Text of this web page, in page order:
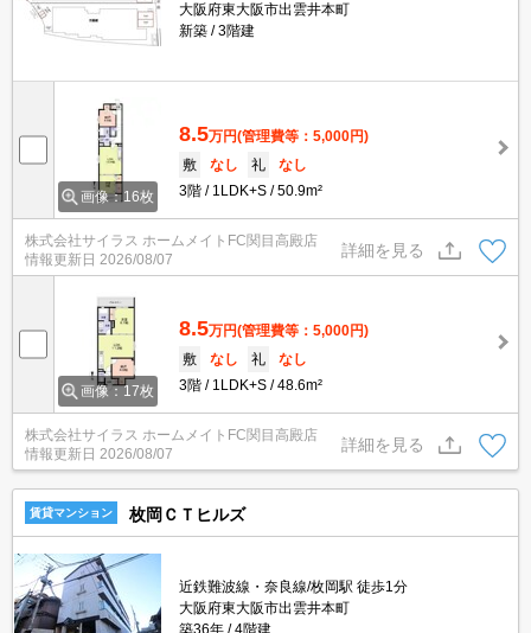
大阪府東大阪市出雲井本町
新築
3階建
画像：16枚
8.5万円(管理費等：5,000円)
敷
なし 礼
なし
3階
1LDK+S 50.9m²
株式会社サイラス ホームメイトFC関目高殿店
情報更新日 2026/08/07
詳細を見る
画像：17枚
8.5万円(管理費等：5,000円)
敷
なし 礼
なし
3階
1LDK+S 48.6m²
株式会社サイラス ホームメイトFC関目高殿店
情報更新日 2026/08/07
詳細を見る
賃貸マンション 枚岡ＣＴヒルズ
近鉄難波線・奈良線/枚岡駅 徒歩1分
大阪府東大阪市出雲井本町
築36年
4階建